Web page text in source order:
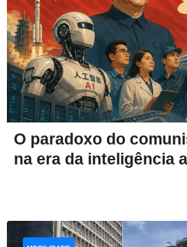
O paradoxo do
na era da inteligência